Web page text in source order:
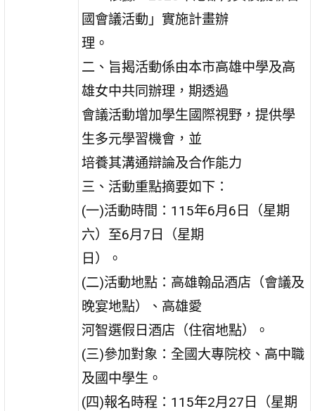
國會議活動」實施計畫辦
理。
二、旨揭活動係由本市高雄中學及高
雄女中共同辦理，期透過
會議活動增加學生國際視野，提供學
生多元學習機會，並
培養其溝通辯論及合作能力
三、活動重點摘要如下：
(一)活動時間：115年6月6日（星期
六）至6月7日（星期
日）。
(二)活動地點：高雄翰品酒店（會議及
晚宴地點）、高雄愛
河智選假日酒店（住宿地點）。
(三)參加對象：全國大專院校、高中職
及國中學生。
(四)報名時程：115年2月27日（星期